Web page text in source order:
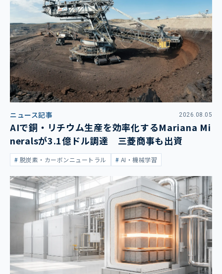
ニュース記事 2026.08.05
AIで銅・リチウム生産を効率化するMariana Mi
neralsが3.1億ドル調達 三菱商事も出資
脱炭素・カーボンニュートラル AI・機械学習